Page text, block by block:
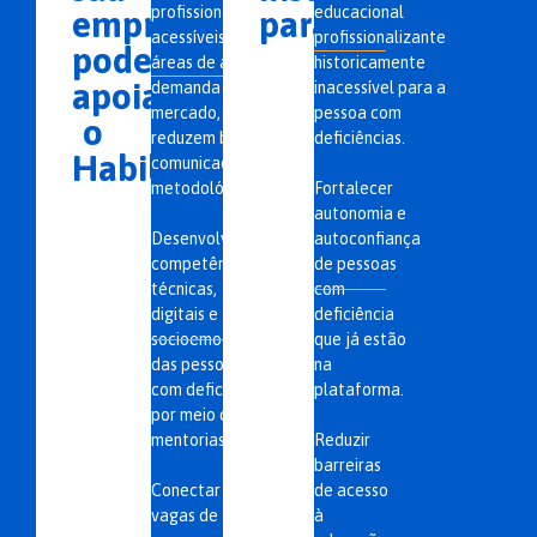
empresa
pode
apoiar
o
Habilita
profissionalizantes
acessíveis em
áreas de alta
demanda do
mercado, e que
reduzem barreiras
comunicacionais e
metodológicas.
Desenvolver
competências
técnicas,
digitais e
socioemocionais
das pessoas
com deficiência
por meio de
mentorias.
Conectar
vagas de
paraeducacional
profissionalizante
historicamente
inacessível para a
pessoa com
deficiências.
Fortalecer
autonomia e
autoconfiança
de pessoas
com
deficiência
que já estão
na
plataforma.
Reduzir
barreiras
de acesso
à